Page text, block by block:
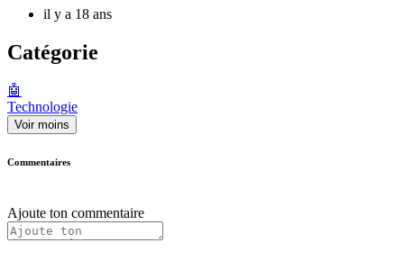
il y a 18 ans
Catégorie
🤖
Technologie
Voir moins
Commentaires
Ajoute ton commentaire